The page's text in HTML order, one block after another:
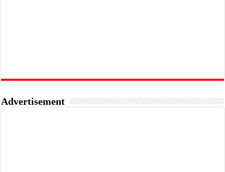
Advertisement